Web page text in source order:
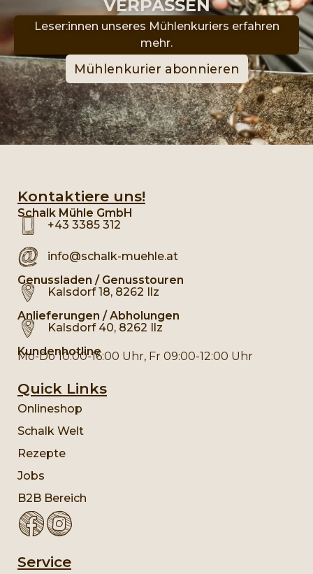
VERPASSEN
Leser:innen unseres Mühlenkuriers erfahren
mehr.
Mühlenkurier abonnieren
Kontaktiere uns!
Schalk Mühle GmbH
+43 3385 312
info@schalk-muehle.at
Genussladen / Genusstouren
Kalsdorf 18, 8262 Ilz
Anlieferungen / Abholungen
Kalsdorf 40, 8262 Ilz
Kundenhotline
Mo-Do 10:00-16:00 Uhr, Fr 09:00-12:00 Uhr
Quick Links
Onlineshop
Schalk Welt
Rezepte
Jobs
B2B Bereich
Service